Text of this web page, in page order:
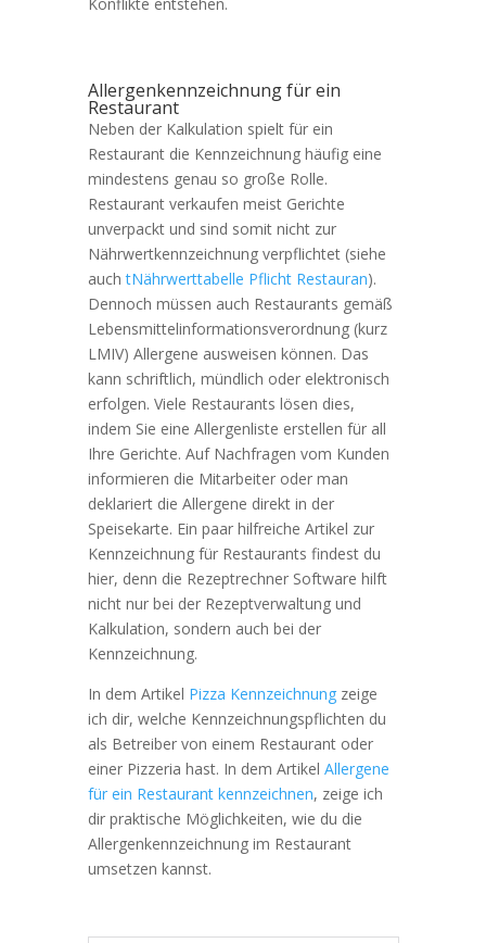
Allergenkennzeichnung für ein
Restaurant
Neben der Kalkulation spielt für ein
Restaurant die Kennzeichnung häufig eine
mindestens genau so große Rolle.
Restaurant verkaufen meist Gerichte
unverpackt und sind somit nicht zur
Nährwertkennzeichnung verpflichtet (siehe
auchtNährwerttabelle Pflicht Restauran).
Dennoch müssen auch Restaurants gemäß
Lebensmittelinformationsverordnung (kurz
LMIV) Allergene ausweisen können. Das
kann schriftlich, mündlich oder elektronisch
erfolgen. Viele Restaurants lösen dies,
indem Sie eine Allergenliste erstellen für all
Ihre Gerichte. Auf Nachfragen vom Kunden
informieren die Mitarbeiter oder man
deklariert die Allergene direkt in der
Speisekarte. Ein paar hilfreiche Artikel zur
Kennzeichnung für Restaurants findest du
hier, denn die Rezeptrechner Software hilft
nicht nur bei der Rezeptverwaltung und
Kalkulation, sondern auch bei der
Kennzeichnung.
In dem Artikel Pizza Kennzeichnungzeige
ich dir, welche Kennzeichnungspflichten du
als Betreiber von einem Restaurant oder
einer Pizzeria hast. In dem Artikel Allergene
für ein Restaurant kennzeichnen, zeige ich
dir praktische Möglichkeiten, wie du die
Allergenkennzeichnung im Restaurant
umsetzen kannst.